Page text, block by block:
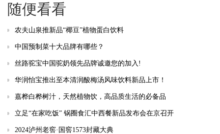
随便看看
农夫山泉推新品“椰豆”植物蛋白饮料
中国预制菜十大品牌有哪些？
丝路驼宝中国驼奶领先品牌诚邀您的加入!
华润怡宝推出至本清润酸梅汤风味饮料新品上市！
嘉桦白桦树汁，天然植物饮，高品质生活的必备品
立足“在家吃饭” 锅圈食汇中西餐新品发布会在京召开
2024泸州老窖·国窖1573封藏大典